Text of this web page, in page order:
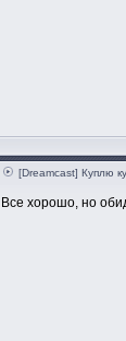
[Dreamcast] Куплю
Все хорошо, но